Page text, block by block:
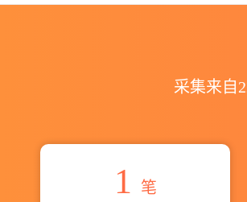
采集来自
1
笔